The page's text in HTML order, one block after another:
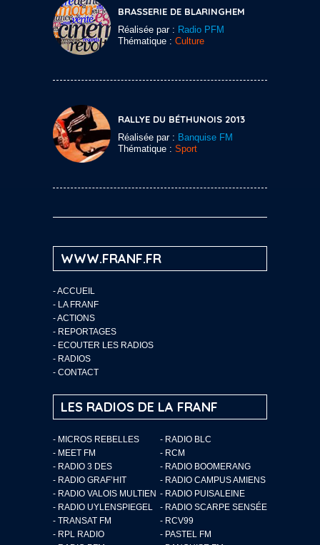
BRASSERIE DE BLARINGHEM
Réalisée par : Radio PFM
Thématique : Culture
RALLYE DU BÉTHUNOIS 2013
Réalisée par : Banquise FM
Thématique : Sport
WWW.FRANF.FR
-ACCUEIL
- LA FRANF
-ACTIONS
- REPORTAGES
- ECOUTER LES RADIOS
- RADIOS
- CONTACT
LES RADIOS DE LA FRANF
- MICROS REBELLES
- RADIO BLC
- MEET FM
- RCM
- RADIO 3 DES
- RADIO BOOMERANG
- RADIO GRAF’HIT
- RADIO CAMPUS AMIENS
- RADIO VALOIS MULTIEN - RADIO PUISALEINE
- RADIO UYLENSPIEGEL
- RADIO SCARPE SENSÉE
- TRANSAT FM
- RCV99
- RPL RADIO
- PASTEL FM